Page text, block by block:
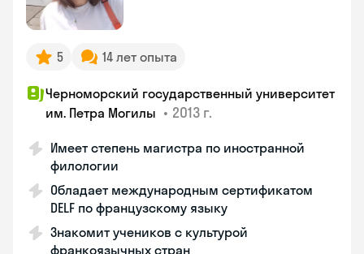
5 14 лет опыта
Черноморский государственный университет
им. Петра Могилы • 2013 г.
Имеет степень магистра по иностранной
филологии
Обладает международным сертификатом
DELF по французскому языку
Знакомит учеников с культурой
франкоязычных стран